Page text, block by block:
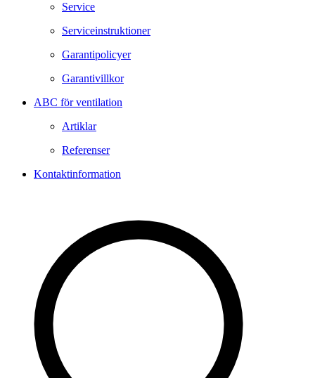
Service
Serviceinstruktioner
Garantipolicyer
Garantivillkor
ABC för ventilation
Artiklar
Referenser
Kontaktinformation